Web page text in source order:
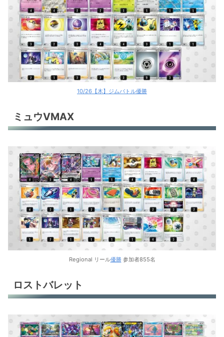
10/26【木】ジムバトル優勝
ミュウVMAX
Regional リール優勝参加者855名
ロストバレット